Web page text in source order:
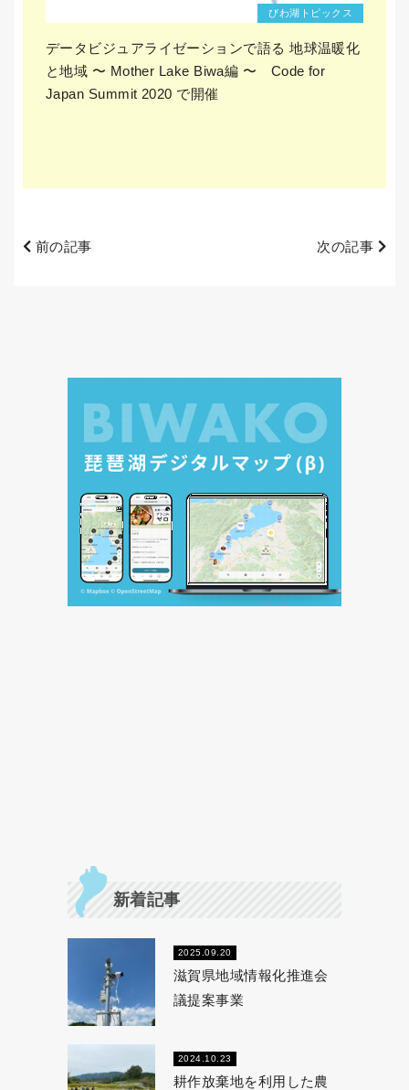
びわ湖トピックス
データビジュアライゼーションで語る 地球温暖化
と地域 〜 Mother Lake Biwa編 〜 Code for
Japan Summit 2020 で開催
前の記事 次の記事
新着記事
2025.09.20
滋賀県地域情報化推進会
議提案事業
2024.10.23
耕作放棄地を利用した農